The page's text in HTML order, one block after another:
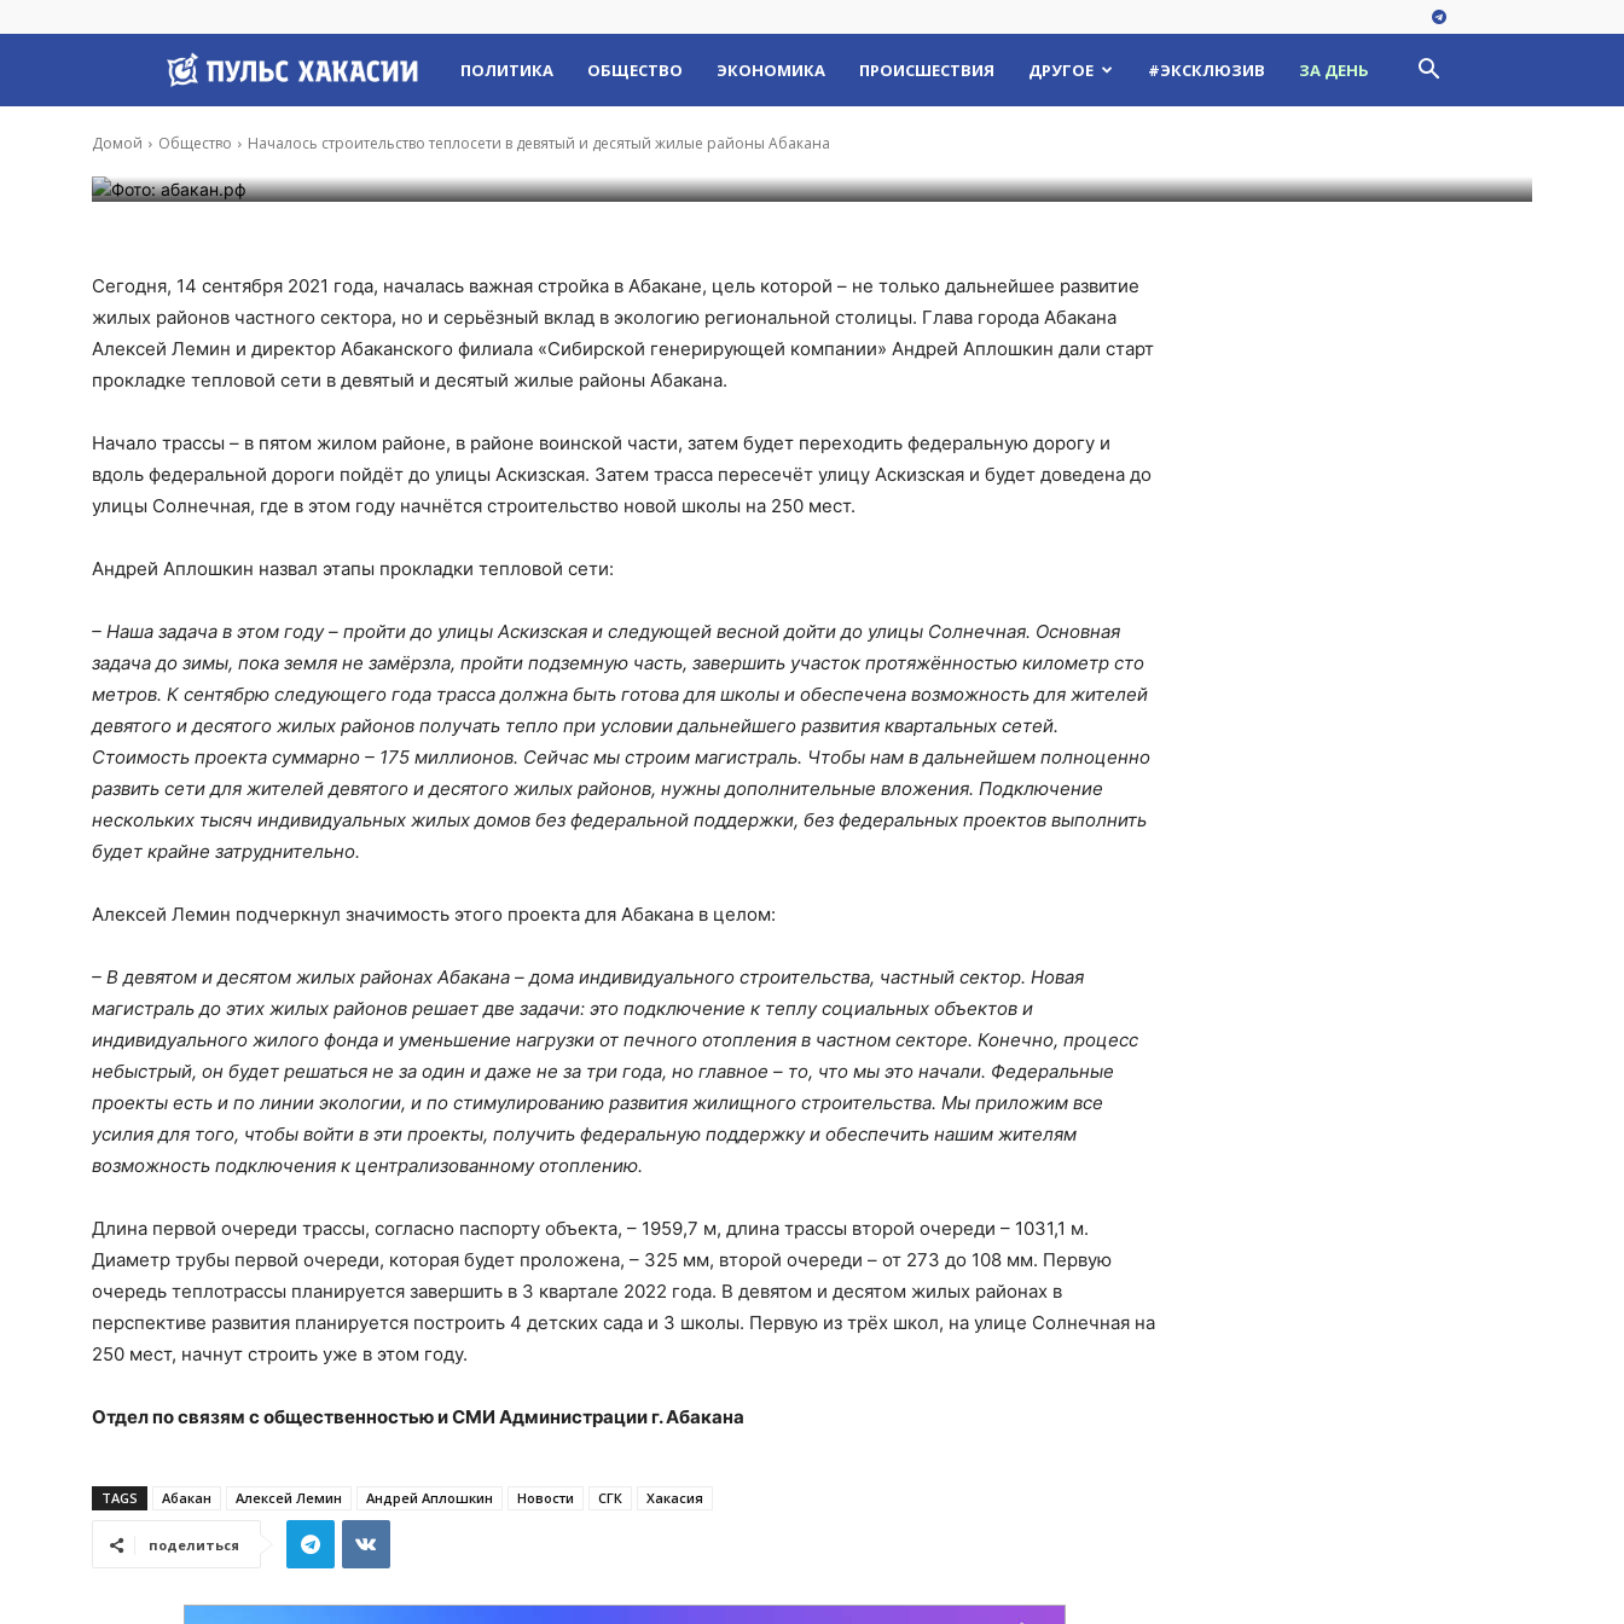
Пульс
Хакасии
ПОЛИТИКА ОБЩЕСТВО ЭКОНОМИКА ПРОИСШЕСТВИЯ ДРУГОЕ #ЭКСКЛЮЗИВ ЗА ДЕНЬ
Домой Общество Началось строительство теплосети в девятый и десятый жилые районы Абакана
десятый жилые районы Абакана
Владимир Данилов - 14 Сен, 2021 14:07
Сегодня, 14 сентября 2021 года, началась важная стройка в Абакане, цель которой – не только дальнейшее развитие
жилых районов частного сектора, но и серьёзный вклад в экологию региональной столицы. Глава города Абакана
Алексей Лемин и директор Абаканского филиала «Сибирской генерирующей компании» Андрей Аплошкин дали старт
прокладке тепловой сети в девятый и десятый жилые районы Абакана.
Начало трассы – в пятом жилом районе, в районе воинской части, затем будет переходить федеральную дорогу и
вдоль федеральной дороги пойдёт до улицы Аскизская. Затем трасса пересечёт улицу Аскизская и будет доведена до
улицы Солнечная, где в этом году начнётся строительство новой школы на 250 мест.
Андрей Аплошкин назвал этапы прокладки тепловой сети:
– Наша задача в этом году – пройти до улицы Аскизская и следующей весной дойти до улицы Солнечная. Основная
задача до зимы, пока земля не замёрзла, пройти подземную часть, завершить участок протяжённостью километр сто
метров. К сентябрю следующего года трасса должна быть готова для школы и обеспечена возможность для жителей
девятого и десятого жилых районов получать тепло при условии дальнейшего развития квартальных сетей.
Стоимость проекта суммарно – 175 миллионов. Сейчас мы строим магистраль. Чтобы нам в дальнейшем полноценно
развить сети для жителей девятого и десятого жилых районов, нужны дополнительные вложения. Подключение
нескольких тысяч индивидуальных жилых домов без федеральной поддержки, без федеральных проектов выполнить
будет крайне затруднительно.
Алексей Лемин подчеркнул значимость этого проекта для Абакана в целом:
– В девятом и десятом жилых районах Абакана – дома индивидуального строительства, частный сектор. Новая
магистраль до этих жилых районов решает две задачи: это подключение к теплу социальных объектов и
индивидуального жилого фонда и уменьшение нагрузки от печного отопления в частном секторе. Конечно, процесс
небыстрый, он будет решаться не за один и даже не за три года, но главное – то, что мы это начали. Федеральные
проекты есть и по линии экологии, и по стимулированию развития жилищного строительства. Мы приложим все
усилия для того, чтобы войти в эти проекты, получить федеральную поддержку и обеспечить нашим жителям
возможность подключения к централизованному отоплению.
Длина первой очереди трассы, согласно паспорту объекта, – 1959,7 м, длина трассы второй очереди – 1031,1 м.
Диаметр трубы первой очереди, которая будет проложена, – 325 мм, второй очереди – от 273 до 108 мм. Первую
очередь теплотрассы планируется завершить в 3 квартале 2022 года. В девятом и десятом жилых районах в
перспективе развития планируется построить 4 детских сада и 3 школы. Первую из трёх школ, на улице Солнечная на
250 мест, начнут строить уже в этом году.
Отдел по связям с общественностью и СМИ Администрации г. Абакана
TAGS Абакан Алексей Лемин Андрей Аплошкин Новости СГК Хакасия
поделиться